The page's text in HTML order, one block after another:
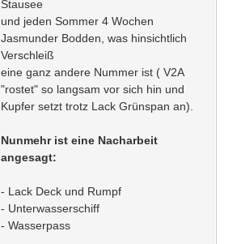
Stausee
und jeden Sommer 4 Wochen
Jasmunder Bodden, was hinsichtlich
Verschleiß
eine ganz andere Nummer ist ( V2A
"rostet" so langsam vor sich hin und
Kupfer setzt trotz Lack Grünspan an).
Nunmehr ist eine Nacharbeit
angesagt:
- Lack Deck und Rumpf
- Unterwasserschiff
- Wasserpass